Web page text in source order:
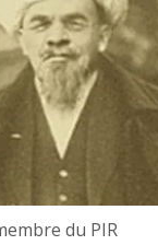
du PIR